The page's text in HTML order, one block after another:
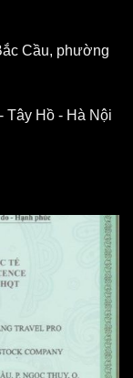
Cầu, phường
Tây Hồ - Hà Nội